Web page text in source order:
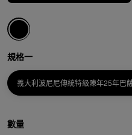
規格一
義大利波尼尼傳統特級陳年25年巴
數量